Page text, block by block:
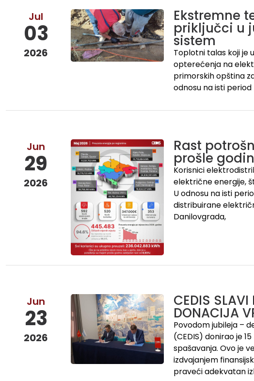
Jul
03
2026
Ekstremne
priključci u
sistem
Toplotni talas koji je
opterećenja na
primorskih opština
odnosu na isti
Jun
29
2026
Rast
prošle
Korisnici
električne energije,
U odnosu na isti
distribuirane
Danilovgrada,
Jun
23
2026
CEDIS
DONACIJA
Povodom jubileja –
(CEDIS) donirao je
spašavanja. Ovo je
izdvajanjem
praveći adekvatan